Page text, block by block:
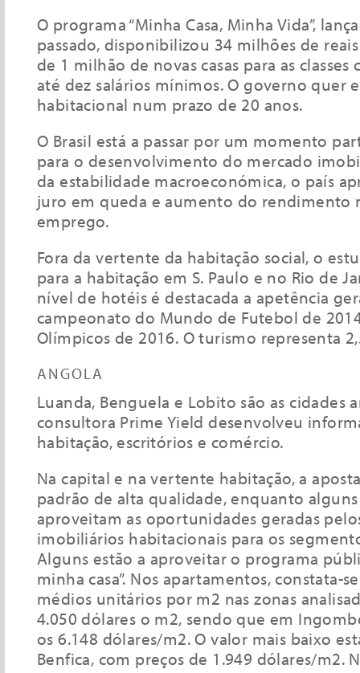
O programa “Minha Casa, Minha Vida”,
passado, disponibilizou 34 milhões de
de 1 milhão de novas casas para as
até dez salários mínimos. O governo quer
habitacional num prazo de 20 anos.
O Brasil está a passar por um momento
para o desenvolvimento do mercado
da estabilidade macroeconómica, o país
juro em queda e aumento do rendimento
emprego.
Fora da vertente da habitação social, o
para a habitação em S. Paulo e no Rio de
nível de hotéis é destacada a apetência
campeonato do Mundo de Futebol de
Olímpicos de 2016. O turismo representa
ANGOLA
Luanda, Benguela e Lobito são as cidades
consultora Prime Yield desenvolveu
habitação, escritórios e comércio.
Na capital e na vertente habitação, a
padrão de alta qualidade, enquanto
aproveitam as oportunidades geradas
imobiliários habitacionais para os
Alguns estão a aproveitar o programa
minha casa”. Nos apartamentos, constata-
médios unitários por m2 nas zonas
4.050 dólares o m2, sendo que em
os 6.148 dólares/m2. O valor mais baixo
Benfica, com preços de 1.949 dólares/m2.